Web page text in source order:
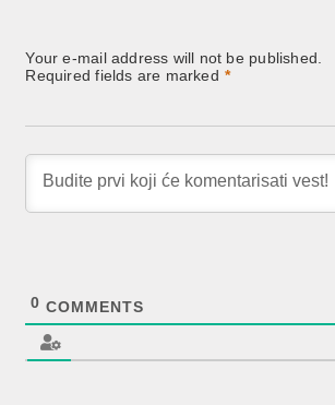
Your e-mail address will not be published.
Required fields are marked *
0 COMMENTS